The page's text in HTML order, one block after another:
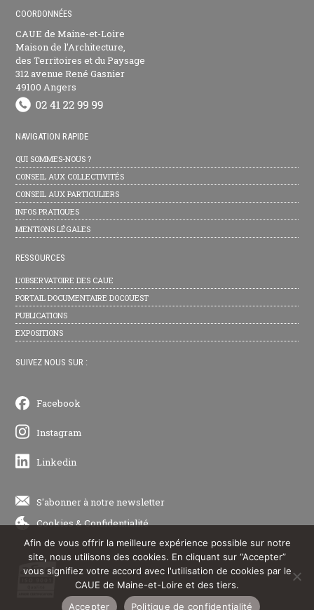
COORDONNÉES
CAUE de Maine-et-Loire
Maison de l’Architecture,
des Territoires et du Paysage
312 avenue René Gasnier
49100 Angers
NAVIGATION RAPIDE
QUI SOMMES-NOUS ?
CONSEIL AUX COLLECTIVITÉS
CONSEIL AUX PARTICULIERS
INFOS PRATIQUES
MENTIONS LÉGALES
RESSOURCES
L’OBSERVATOIRE DES CAUE
PORTAIL DOCUMENTAIRE DOCOUEST
PUBLICATIONS
EXPOSITIONS
SUIVEZ NOUS SUR :
Facebook
Instagram
Linkedin
S'abonner à notre newsletter
Cookies&Confidentialité
Afin de vous offrir la meilleure expérience possible sur notre
site, nous utilisons des cookies. En cliquant sur “Accepter”
vous signifiez votre accord avec l'utilisation de cookies par le
CAUE de Maine-et-Loire et des tiers.
Accepter
Politique de confidentialité